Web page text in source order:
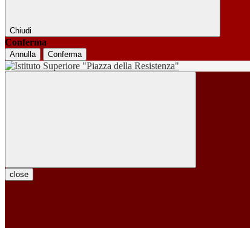
Chiudi
Conferma
Annulla Conferma
close